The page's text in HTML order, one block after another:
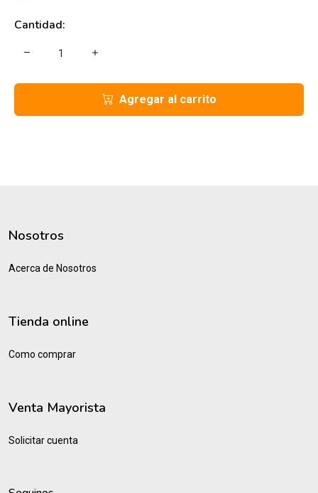
Cantidad:
Agregar al carrito
Nosotros
Acerca de Nosotros
Tienda online
Como comprar
Venta Mayorista
Solicitar cuenta